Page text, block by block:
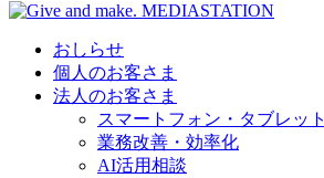
おしらせ
個人のお客さま
法人のお客さま
スマートフォン・タブレット
業務改善・効率化
AI活用相談